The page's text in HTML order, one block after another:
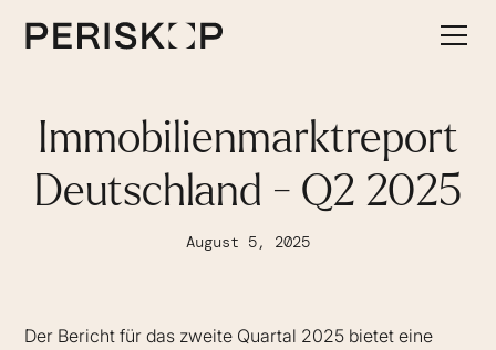
Immobilienmarktreport
Deutschland - Q2 2025
August 5, 2025
Der Bericht für das zweite Quartal 2025 bietet eine